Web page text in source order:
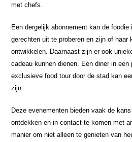
met chefs.
Een dergelijk abonnement kan de foodie
gerechten uit te proberen en zijn of haar
ontwikkelen. Daarnaast zijn er ook
cadeau kunnen dienen. Een diner in een
exclusieve food tour door de stad kan
zijn.
Deze evenementen bieden vaak de
ontdekken en in contact te komen met
manier om niet alleen te genieten van